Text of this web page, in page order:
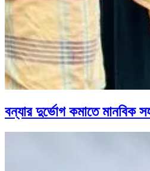
বন্যার দুর্ভোগ কমাতে মানবিক